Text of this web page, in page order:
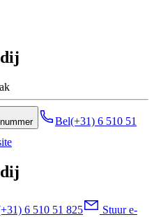
Bel(+31) 6 510 51
6 510 51 825
Stuur e-